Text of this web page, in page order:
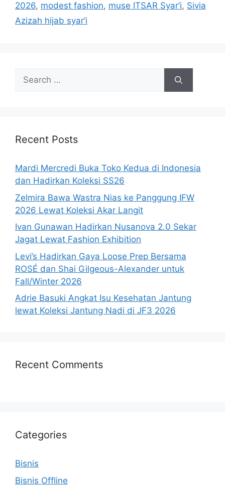
2026, modest fashion, muse ITSAR Syar’i, Sivia
Azizah hijab syar’i
Search
for:
Recent Posts
Mardi Mercredi Buka Toko Kedua di Indonesia
dan Hadirkan Koleksi SS26
Zelmira Bawa Wastra Nias ke Panggung IFW
2026 Lewat Koleksi Akar Langit
Ivan Gunawan Hadirkan Nusanova 2.0 Sekar
Jagat Lewat Fashion Exhibition
Levi’s Hadirkan Gaya Loose Prep Bersama
ROSÉ dan Shai Gilgeous-Alexander untuk
Fall/Winter 2026
Adrie Basuki Angkat Isu Kesehatan Jantung
lewat Koleksi Jantung Nadi di JF3 2026
Recent Comments
Categories
Bisnis
Bisnis Offline